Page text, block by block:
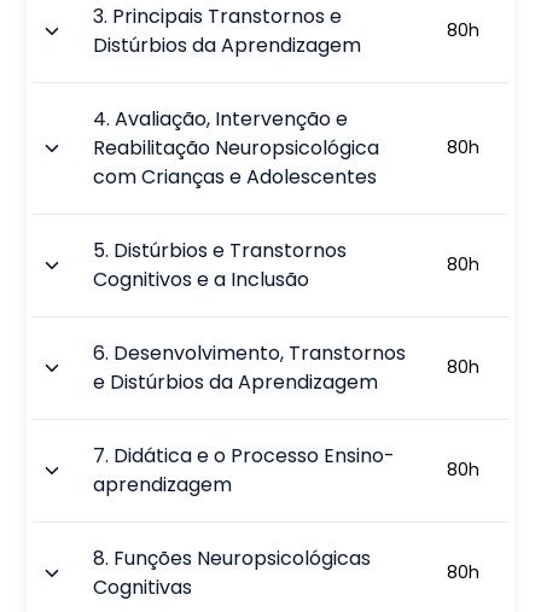
3. Principais Transtornos e
Distúrbios da Aprendizagem
80h
4.Avaliação, Intervenção e
Reabilitação Neuropsicológica
com Crianças e Adolescentes
80h
5. Distúrbios e Transtornos
Cognitivos e a Inclusão
80h
6. Desenvolvimento, Transtornos
e Distúrbios da Aprendizagem
80h
7. Didática e o Processo Ensino-
aprendizagem
80h
8. Funções Neuropsicológicas
Cognitivas
80h